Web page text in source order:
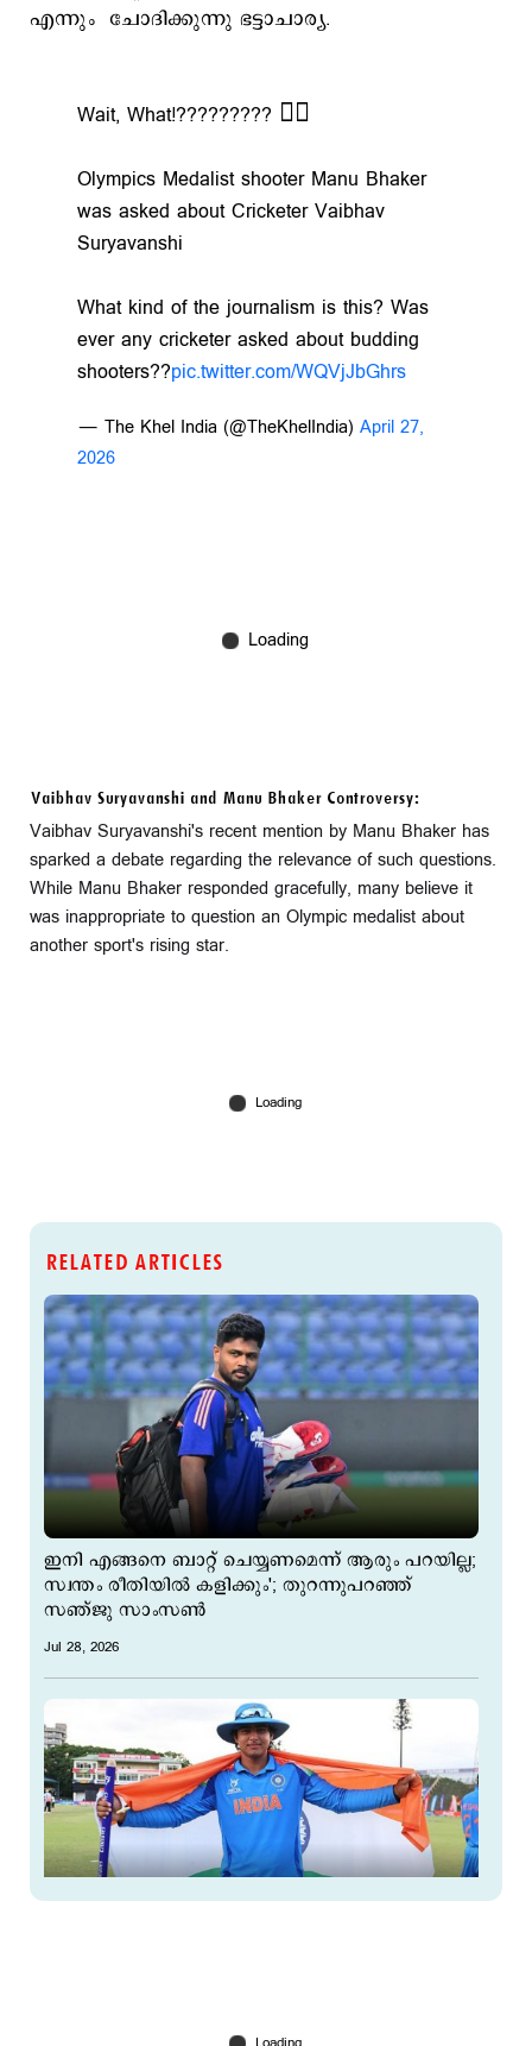
എന്നും ചോദിക്കുന്നു ഭട്ടാചാര്യ.
Wait, What!????????? 🤦‍♂️
Olympics Medalist shooter Manu Bhaker
was asked about Cricketer Vaibhav
Suryavanshi
What kind of the journalism is this? Was
ever any cricketer asked about budding
shooters??pic.twitter.com/WQVjJbGhrs
— The Khel India (@TheKhelIndia) April 27,
2026
Vaibhav Suryavanshi and Manu Bhaker Controversy:
Vaibhav Suryavanshi's recent mention by Manu Bhaker has
sparked a debate regarding the relevance of such questions.
While Manu Bhaker responded gracefully, many believe it
was inappropriate to question an Olympic medalist about
another sport's rising star.
RELATED ARTICLES
ഇനി എങ്ങനെ ബാറ്റ് ചെയ്യണമെന്ന് ആരും പറയില്ല;
സ്വന്തം രീതിയിൽ കളിക്കും'; തുറന്നുപറഞ്ഞ്
സഞ്ജു സാംസൺ
Jul 28, 2026